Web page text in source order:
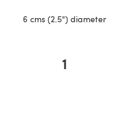
6 cms (2.5") diameter
1